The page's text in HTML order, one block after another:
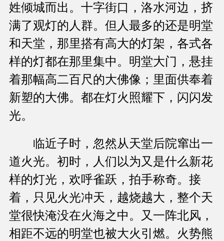
姓倾城而出。十字街口，洛水河边，挤
满了观灯的人群。但人最多的还是明堂
和天堂，那里搭有高大的灯架，各式各
样的灯都在那里集中。明堂大门，悬挂
着那幅高二百尺的大佛像；里面供奉着
新塑的大佛。都在灯火照耀下，闪闪发
光。
临近子时，忽然从天堂后院窜出一
道火光。初时，人们以为又是什么新花
样的灯光，欢呼雀跃，拍手称奇。接
着，只见火光冲天，越烧越大，整个天
堂很快淹没在火海之中。又一阵北风，
相距不远的明堂也被大火引燃。火势熊